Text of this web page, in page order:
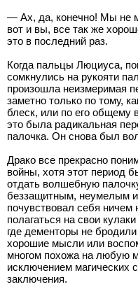
— Ах, да, конечно! Мы не
вот и вы, все так же
это в последний раз.
Когда пальцы Люциуса,
сомкнулись на рукояти
произошла неизмеримая
заметно только по тому,
блеск, или по его общему
это была радикальная
палочка. Он снова был
Драко все прекрасно
войны, хотя этот период
отдать волшебную
беззащитным, неумелым
почувствовал себя ничем
полагаться на свои
где дементоры не
хорошие мысли или
многом похожа на любую
исключением магических
заключения.